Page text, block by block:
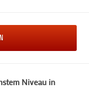
Niveau in